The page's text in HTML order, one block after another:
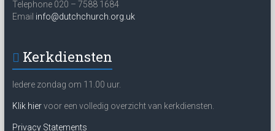
Telephone 020 – 7588 1684
Email info@dutchchurch.org.uk
Kerkdiensten
Iedere zondag om 11.00 uur.
Klik hiervoor een volledig overzicht van kerkdiensten.
Privacy Statements